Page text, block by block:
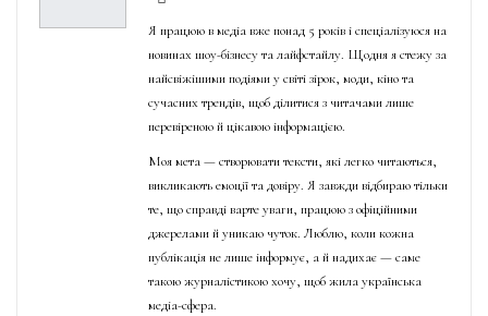
Я працюю в медіа вже понад 5 років і спеціалізуюся на
новинах шоу-бізнесу та лайфстайлу. Щодня я стежу за
найсвіжішими подіями у світі зірок, моди, кіно та
сучасних трендів, щоб ділитися з читачами лише
перевіреною й цікавою інформацією.
Моя мета — створювати тексти, які легко читаються,
викликають емоції та довіру. Я завжди відбираю тільки
те, що справді варте уваги, працюю з офіційними
джерелами й уникаю чуток. Люблю, коли кожна
публікація не лише інформує, а й надихає — саме
такою журналістикою хочу, щоб жила українська
медіа-сфера.